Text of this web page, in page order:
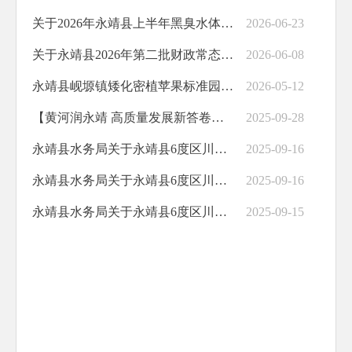
关于2026年永靖县上半年黑臭水体排查情况的公示 2026-06-23
关于永靖县2026年第二批财政常态化帮扶资金水利项目分配情况的公示 2026-06-08
永靖县岘塬镇矮化密植苹果标准园疏花疏果促丰产 2026-05-12
【黄河润永靖 高质量发展新答卷①】 水务发力护安澜：岸线焕新颜 防洪治沟筑牢黄河生态屏障 2025-09-28
永靖县水务局关于永靖县6度区川塬区人饮灾后重建工程—三塬区域供水设施的竣工公示 2025-09-16
永靖县水务局关于永靖县6度区川塬区人饮灾后重建工程－三塬库区沿线供水设施的竣工公示 2025-09-16
永靖县水务局关于永靖县6度区川塬区人饮灾后重建工程—盐锅峡区域的竣工公示 2025-09-15